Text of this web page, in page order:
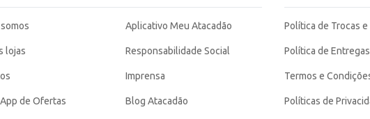
lojas
de Ofertas
Aplicativo Meu Atacadão
Responsabilidade Social
Imprensa
Blog Atacadão
Política de Trocas
Política de Entregas
Termos e
Políticas de